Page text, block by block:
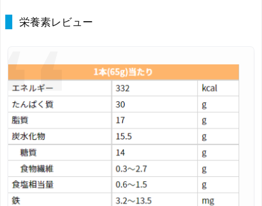
栄養素レビュー